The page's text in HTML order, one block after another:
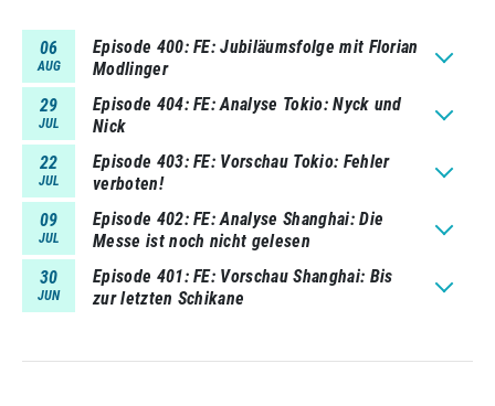
06
AUG
Episode 400 FE: Jubiläumsfolge mit Florian
Modlinger
29
JUL
Episode 404 FE: Analyse Tokio: Nyck und
Nick
22
JUL
Episode 403 FE: Vorschau Tokio: Fehler
verboten!
09
JUL
Episode 402 FE: Analyse Shanghai: Die
Messe ist noch nicht gelesen
30
JUN
Episode 401 FE: Vorschau Shanghai: Bis
zur letzten Schikane